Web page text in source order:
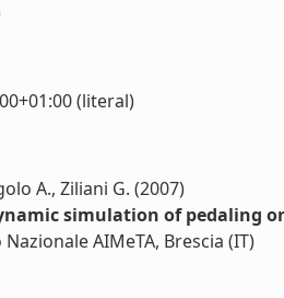
(literal)
A., Ziliani G. (2007)
simulation of pedaling
AIMeTA, Brescia (IT)